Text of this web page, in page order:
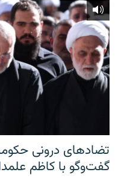
تضادهای درونی
گفت‌‌وگو با کاظم